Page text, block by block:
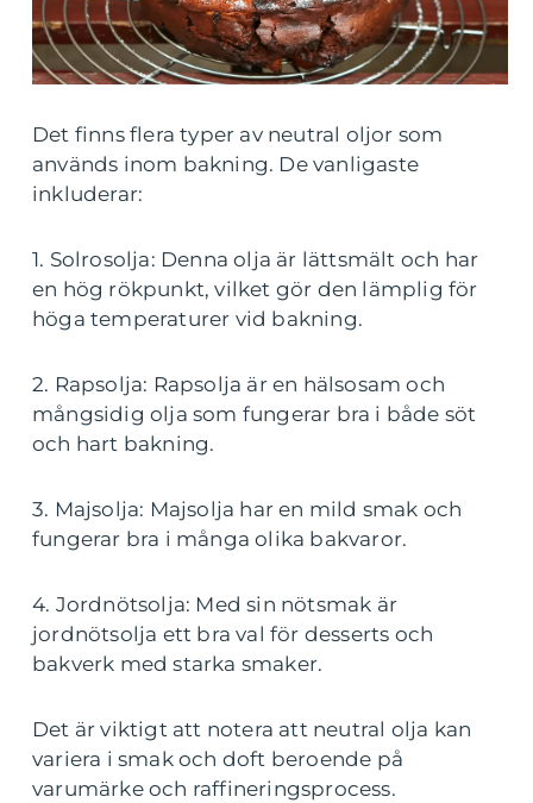
Det finns flera typer av neutral oljor som
används inom bakning. De vanligaste
inkluderar:
1. Solrosolja: Denna olja är lättsmält och har
en hög rökpunkt, vilket gör den lämplig för
höga temperaturer vid bakning.
2. Rapsolja: Rapsolja är en hälsosam och
mångsidig olja som fungerar bra i både söt
och hart bakning.
3. Majsolja: Majsolja har en mild smak och
fungerar bra i många olika bakvaror.
4. Jordnötsolja: Med sin nötsmak är
jordnötsolja ett bra val för desserts och
bakverk med starka smaker.
Det är viktigt att notera att neutral olja kan
variera i smak och doft beroende på
varumärke och raffineringsprocess.